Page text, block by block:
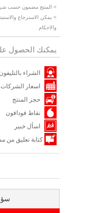
> المنتج مضمون حسب
والاحكام
يمكنك الحصول
الشراء بالتليفون
اسعار الشركات
حجز المنتج
نقاط فودافون
اسأل خبير
كتابة تعليق من